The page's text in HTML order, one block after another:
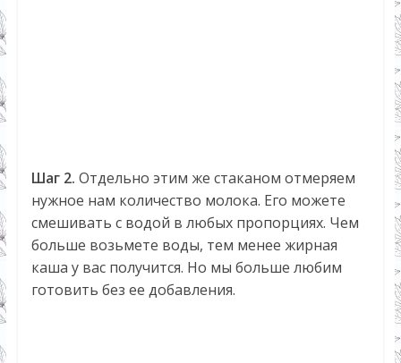
Шаг 2. Отдельно этим же стаканом отмеряем
нужное нам количество молока. Его можете
смешивать с водой в любых пропорциях. Чем
больше возьмете воды, тем менее жирная
каша у вас получится. Но мы больше любим
готовить без ее добавления.